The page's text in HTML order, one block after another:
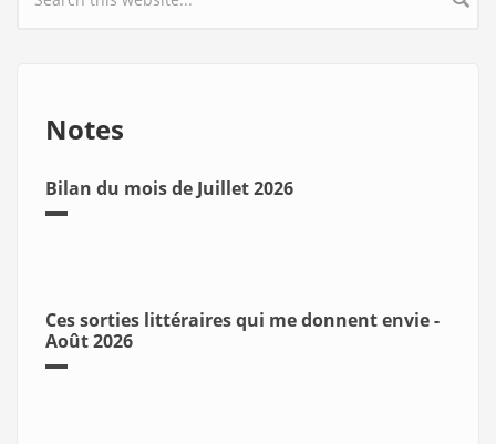
Notes
Bilan du mois de Juillet 2026
Ces sorties littéraires qui me donnent envie -
Août 2026